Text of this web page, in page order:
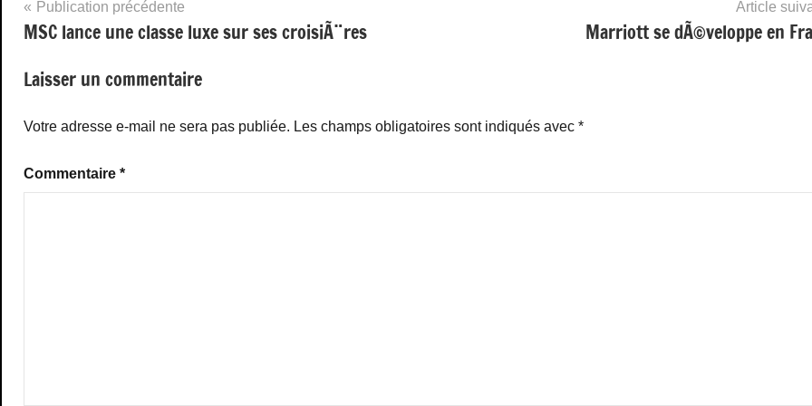
Navigation
de
l’article
Publication précédente
MSC lance une classe luxe sur ses croisiÃ¨res
Article
Marriott se dÃ©veloppe en
Laisser un commentaire
Votre adresse e-mail ne sera pas publiée. Les champs obligatoires sont indiqués avec *
Commentaire *